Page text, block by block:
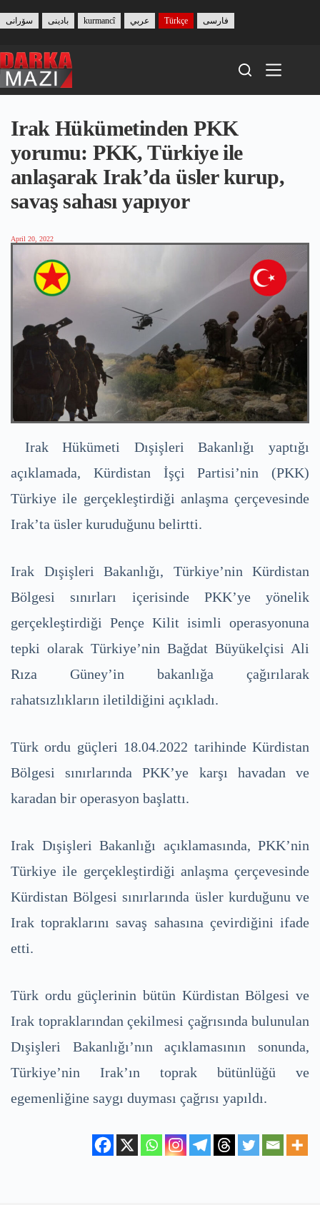
content
بادینی سۆرانی kurmancî عربي Türkçe فارسی
Irak Hükümetinden PKK
yorumu: PKK, Türkiye ile
anlaşarak Irak’da üsler kurup,
savaş sahası yapıyor
April 20, 2022
Irak Hükümeti Dışişleri Bakanlığı yaptığı
açıklamada, Kürdistan İşçi Partisi’nin (PKK)
Türkiye ile gerçekleştirdiği anlaşma çerçevesinde
Irak’ta üsler kuruduğunu belirtti.
Irak Dışişleri Bakanlığı, Türkiye’nin Kürdistan
Bölgesi sınırları içerisinde PKK’ye yönelik
gerçekleştirdiği Pençe Kilit isimli operasyonuna
tepki olarak Türkiye’nin Bağdat Büyükelçisi Ali
Rıza Güney’in bakanlığa çağırılarak
rahatsızlıkların iletildiğini açıkladı.
Türk ordu güçleri 18.04.2022 tarihinde Kürdistan
Bölgesi sınırlarında PKK’ye karşı havadan ve
karadan bir operasyon başlattı.
Irak Dışişleri Bakanlığı açıklamasında, PKK’nin
Türkiye ile gerçekleştirdiği anlaşma çerçevesinde
Kürdistan Bölgesi sınırlarında üsler kurduğunu ve
Irak topraklarını savaş sahasına çevirdiğini ifade
etti.
Türk ordu güçlerinin bütün Kürdistan Bölgesi ve
Irak topraklarından çekilmesi çağrısında bulunulan
Dışişleri Bakanlığı’nın açıklamasının sonunda,
Türkiye’nin Irak’ın toprak bütünlüğü ve
egemenliğine saygı duyması çağrısı yapıldı.